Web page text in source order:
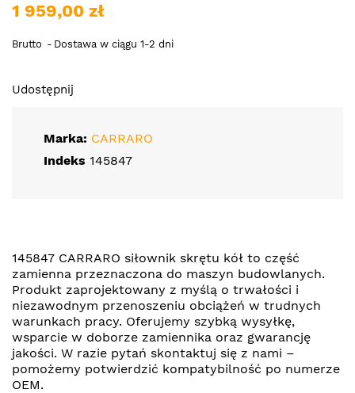
1 959,00 zł
Brutto Dostawa w ciągu 1-2 dni
Udostępnij
Marka: CARRARO
Indeks 145847
145847 CARRARO siłownik skrętu kół to część
zamienna przeznaczona do maszyn budowlanych.
Produkt zaprojektowany z myślą o trwałości i
niezawodnym przenoszeniu obciążeń w trudnych
warunkach pracy. Oferujemy szybką wysyłkę,
wsparcie w doborze zamiennika oraz gwarancję
jakości. W razie pytań skontaktuj się z nami –
pomożemy potwierdzić kompatybilność po numerze
OEM.